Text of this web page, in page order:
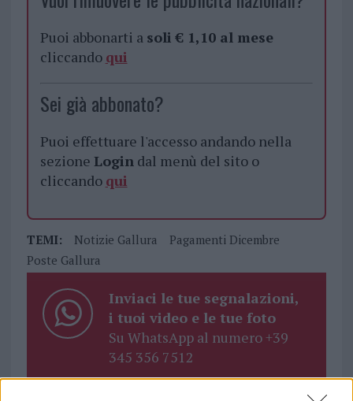
Puoi abbonarti a soli € 1,10 al mese
cliccando qui
Sei già abbonato?
Puoi effettuare l'accesso andando nella
sezione Logindal menù del sito o
cliccando qui
TEMI: Notizie Gallura
Pagamenti Dicembre
Poste Gallura
Inviaci le tue segnalazioni,
i tuoi video e le tue foto
Su WhatsApp al numero +39
345 356 7512